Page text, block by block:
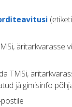
äritarkvarasse
TMSi,
jälgimisinfo